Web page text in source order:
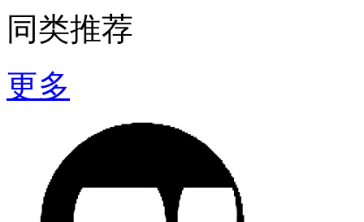
同类推荐
更多